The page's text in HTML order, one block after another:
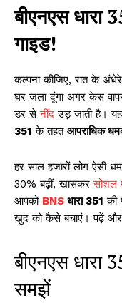
बीएनएस धारा
गाइड!
कल्पना कीजिए, रात के
घर जला दूंगा अगर केस
डर सेनींद उड़ जाती है।
351 के तहत आपराधिक
हर साल हजारों लोग ऐसी
30% बढ़ीं, खासकरसोशल
आपको BNS धारा 351 की
खुद को कैसे बचाएं। पढ़ें
बीएनएस धारा
समझें